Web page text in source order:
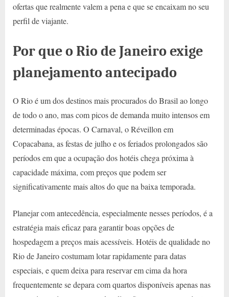
ofertas que realmente valem a pena e que se encaixam no seu
perfil de viajante.
Por que o Rio de Janeiro exige
planejamento antecipado
O Rio é um dos destinos mais procurados do Brasil ao longo
de todo o ano, mas com picos de demanda muito intensos em
determinadas épocas. O Carnaval, o Réveillon em
Copacabana, as festas de julho e os feriados prolongados são
períodos em que a ocupação dos hotéis chega próxima à
capacidade máxima, com preços que podem ser
significativamente mais altos do que na baixa temporada.
Planejar com antecedência, especialmente nesses períodos, é a
estratégia mais eficaz para garantir boas opções de
hospedagem a preços mais acessíveis. Hotéis de qualidade no
Rio de Janeiro costumam lotar rapidamente para datas
especiais, e quem deixa para reservar em cima da hora
frequentemente se depara com quartos disponíveis apenas nas